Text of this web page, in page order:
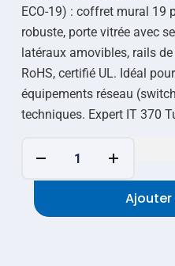
ECO-19) : coffret mural 19
robuste, porte vitrée avec
latéraux amovibles, rails
RoHS, certifié UL. Idéal
équipements réseau
techniques. Expert IT 370
Ajouter